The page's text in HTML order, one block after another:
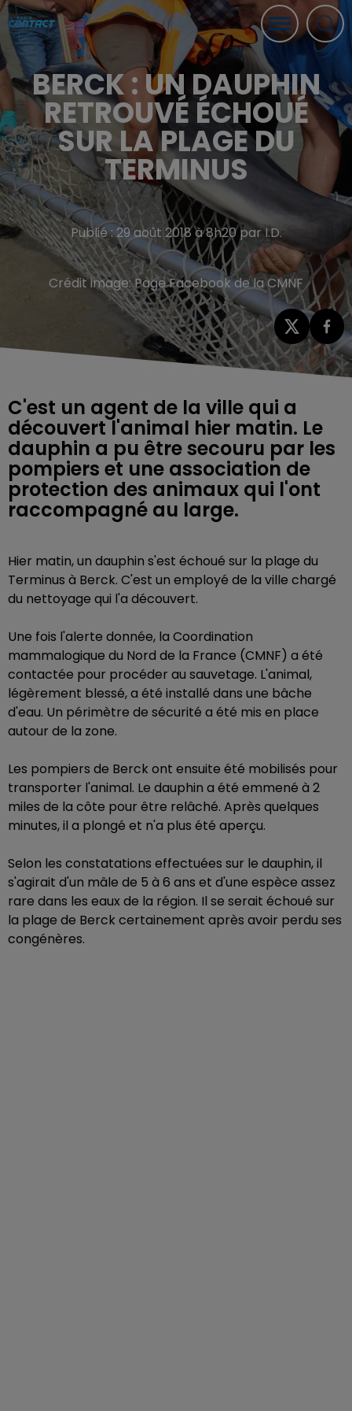
BERCK : UN DAUPHIN
RETROUVÉ ÉCHOUÉ
SUR LA PLAGE DU
TERMINUS
Publié : 29 août 2018 à 8h20 par I.D.
Crédit image:Page Facebook de la CMNF
C'est un agent de la ville qui a
découvert l'animal hier matin. Le
dauphin a pu être secouru par les
pompiers et une association de
protection des animaux qui l'ont
raccompagné au large.
Hier matin, un dauphin s'est échoué sur la plage du
Terminus à Berck. C'est un employé de la ville chargé
du nettoyage qui l'a découvert.
Une fois l'alerte donnée, la Coordination
mammalogique du Nord de la France (CMNF) a été
contactée pour procéder au sauvetage. L'animal,
légèrement blessé, a été installé dans une bâche
d'eau. Un périmètre de sécurité a été mis en place
autour de la zone.
Les pompiers de Berck ont ensuite été mobilisés pour
transporter l'animal. Le dauphin a été emmené à 2
miles de la côte pour être relâché. Après quelques
minutes, il a plongé et n'a plus été aperçu.
Selon les constatations effectuées sur le dauphin, il
s'agirait d'un mâle de 5 à 6 ans et d'une espèce assez
rare dans les eaux de la région. Il se serait échoué sur
la plage de Berck certainement après avoir perdu ses
congénères.